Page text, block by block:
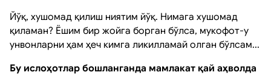
Йўқ, хушомад қилиш ниятим йўқ. Нимага хушомад
қиламан? Ёшим бир жойга борган бўлса, мукофот-у
унвонларни ҳам ҳеч кимга ликилламай олган бўлсам...
Бу ислоҳотлар бошланганда мамлакат қай аҳволда